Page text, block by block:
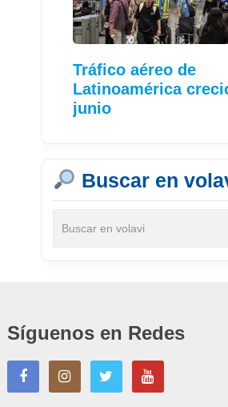
Tráfico aéreo de
Latinoamérica
junio
Buscar en
Síguenos en Redes